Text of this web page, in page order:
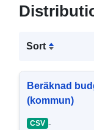
Sort
Beräknad
(kommun)
CSV -